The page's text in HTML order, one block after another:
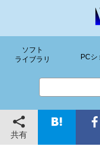
ソフト
ライブラリ
PCシ
共有